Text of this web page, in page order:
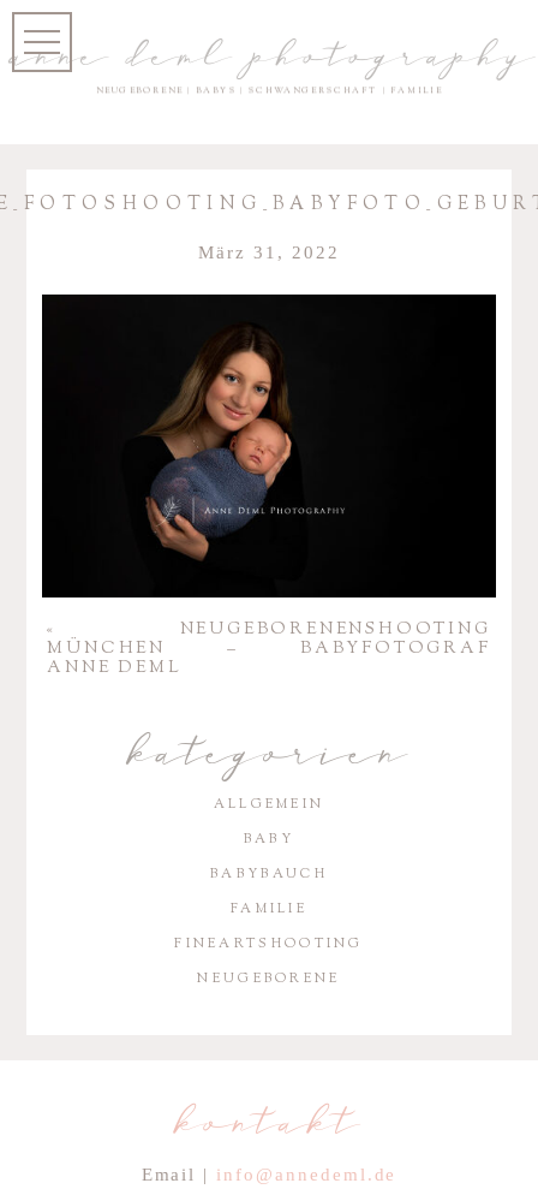
NEUGEBORENE | BABYS | SCHWANGERSCHAFT | FAMILIE
anne deml photography
März 31, 2022
«
NEUGE­BO­RE­NEN­SHOO­TING
MÜNCHEN – BABY­FO­TO­GRAF
ANNE DEML
kategorien
ALLGEMEIN
BABY
BABYBAUCH
FAMILIE
FINEARTSHOOTING
NEUGEBORENE
kontakt
Email | info@annedeml.de